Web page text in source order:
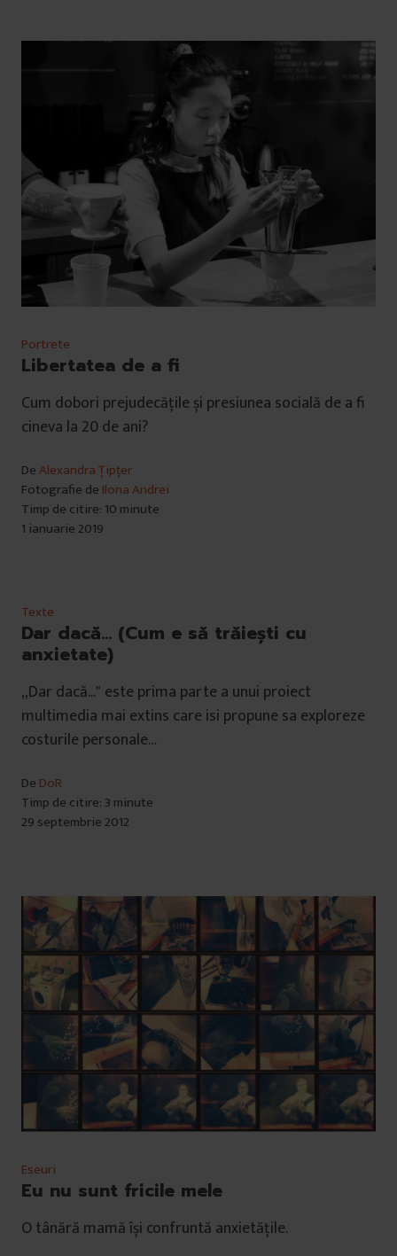
Portrete
Libertatea de a fi
Cum dobori prejudecățile și presiunea socială de a fi
cineva la 20 de ani?
DeAlexandra Țipțer
Fotografie de Ilona Andrei
Timp de citire: 10 minute
1 ianuarie 2019
Texte
Dar dacă… (Cum e să trăiești cu
anxietate)
„Dar dacă..." este prima parte a unui proiect
multimedia mai extins care isi propune sa exploreze
costurile personale…
De DoR
Timp de citire: 3 minute
29 septembrie 2012
Eseuri
Eu nu sunt fricile mele
O tânără mamă își confruntă anxietățile.